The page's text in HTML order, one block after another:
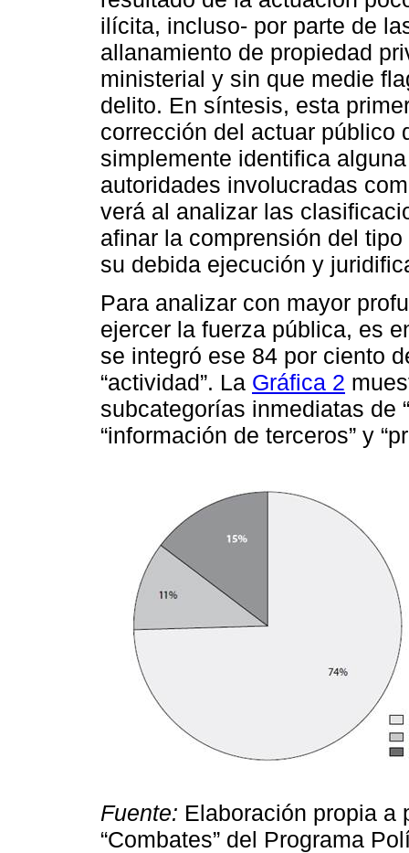
ilícita, incluso- por parte de
allanamiento de propiedad
ministerial y sin que medie
delito. En síntesis, esta
corrección del actuar público
simplemente identifica
autoridades involucradas
verá al analizar las
afinar la comprensión del
su debida ejecución y
Para analizar con mayor
ejercer la fuerza pública, es
se integró ese 84 por ciento
“actividad”. La Gráfica 2
subcategorías inmediatas de
“información de terceros” y
Fuente: Elaboración propia a
“Combates” del Programa